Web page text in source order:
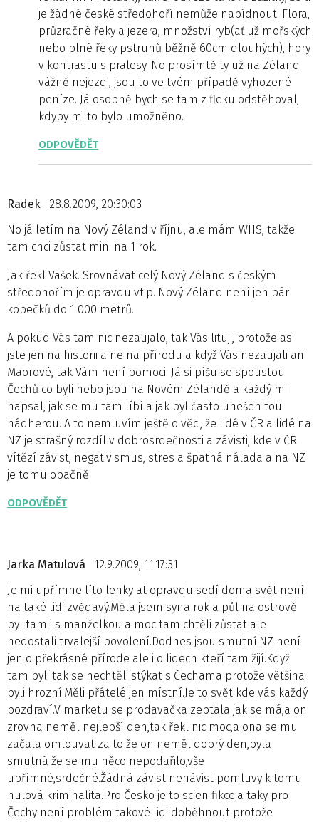
je žádné české středohoří nemůže nabídnout. Flora,
průzračné řeky a jezera, množství ryb(ať už mořských
nebo plné řeky pstruhů běžně 60cm dlouhých), hory
v kontrastu s pralesy. No prosímtě ty už na Zéland
vážně nejezdi, jsou to ve tvém případě vyhozené
peníze. Já osobně bych se tam z fleku odstěhoval,
kdyby mi to bylo umožněno.
ODPOVĚDĚT
Radek
28.8.2009, 20:30:03
No já letím na Nový Zéland v říjnu, ale mám WHS, takže
tam chci zůstat min. na 1 rok.
Jak řekl Vašek. Srovnávat celý Nový Zéland s českým
středohořím je opravdu vtip. Nový Zéland není jen pár
kopečků do 1 000 metrů.
A pokud Vás tam nic nezaujalo, tak Vás lituji, protože asi
jste jen na historii a ne na přírodu a když Vás nezaujali ani
Maorové, tak Vám není pomoci. Já si píšu se spoustou
Čechů co byli nebo jsou na Novém Zélandě a každý mi
napsal, jak se mu tam líbí a jak byl často unešen tou
nádherou. A to nemluvím ještě o věci, že lidé v ČR a lidé na
NZ je strašný rozdíl v dobrosrdečnosti a závisti, kde v ČR
vítězí závist, negativismus, stres a špatná nálada a na NZ
je tomu opačně.
ODPOVĚDĚT
Jarka Matulová
12.9.2009, 11:17:31
Je mi upřímne líto lenky at opravdu sedí doma svět není
na také lidi zvědavý.Měla jsem syna rok a půl na ostrově
byl tam i s manželkou a moc tam chtěli zůstat ale
nedostali trvalejší povolení.Dodnes jsou smutní.NZ není
jen o překrásné přírode ale i o lidech kteří tam žijí.Když
tam byli tak se nechtěli stýkat s Čechama protože většina
byli hrozní.Měli přátelé jen místní.Je to svět kde vás každý
pozdraví.V marketu se prodavačka zeptala jak se má,a on
zrovna neměl nejlepší den,tak řekl nic moc,a ona se mu
začala omlouvat za to že on neměl dobrý den,byla
smutná že se mu něco nepodařilo,vše
upřímné,srdečné.Žádná závist nenávist pomluvy k tomu
nulová kriminalita.Pro Česko je to scien fikce.a taky pro
Čechy není problém takové lidi doběhnout protože